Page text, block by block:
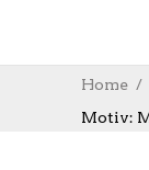
Home
Motiv: